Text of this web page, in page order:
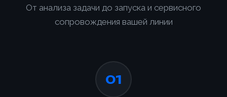
От анализа задачи до запуска и сервисного
сопровождения вашей линии
01